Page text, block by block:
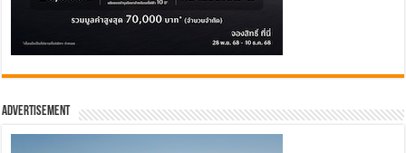
Advertisement